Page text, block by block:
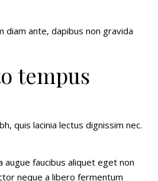
diam ante, dapibus non gravida
tempus
quis lacinia lectus dignissim nec.
augue faucibus aliquet eget non
neque a libero fermentum